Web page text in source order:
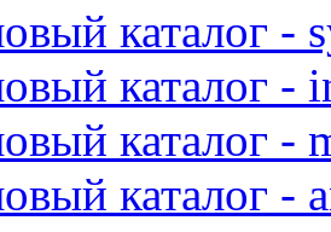
каталог -
каталог -
каталог -
каталог -